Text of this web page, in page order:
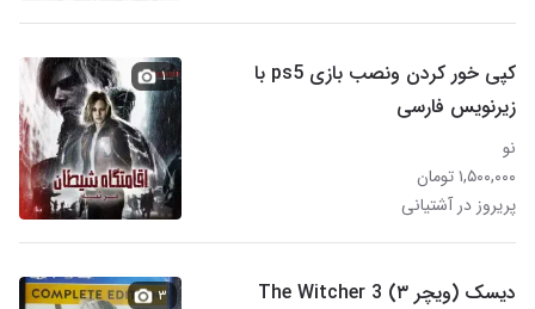
کپی خور کردن ونصب بازی ps5 با
زیرنویس فارسی
نو
۱,۵۰۰,۰۰۰ تومان
پریروز در آشتیانی
۱
دیسک (ویچر ۳) The Witcher 3
۳